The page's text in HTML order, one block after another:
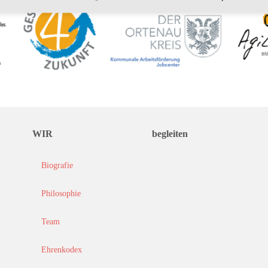
WIR
Biografie
Philosophie
Team
Ehrenkodex
begleiten